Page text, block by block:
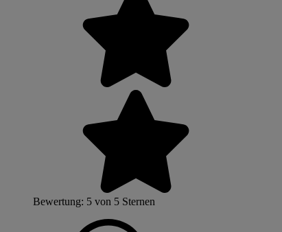
Bewertung: 5 von 5 Sternen